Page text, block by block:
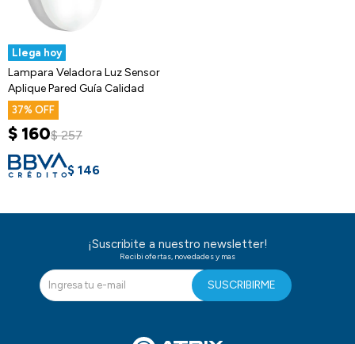
Llega hoy
Lampara Veladora Luz Sensor
Aplique Pared Guía Calidad
37
$ 160$ 257
$ 146
¡Suscribite a nuestro newsletter!
Recibi ofertas, novedades y mas
SUSCRIBIRME